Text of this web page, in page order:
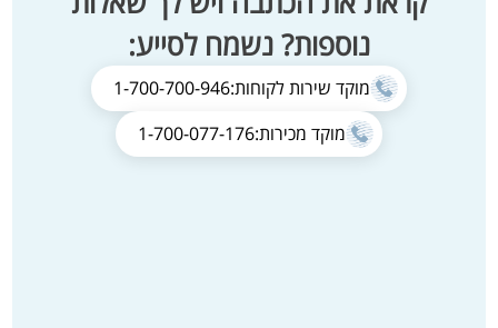
נוספות? נשמח לסייע:
מוקד שירות לקוחות:1-700-700-946
מוקד מכירות:1-700-077-176